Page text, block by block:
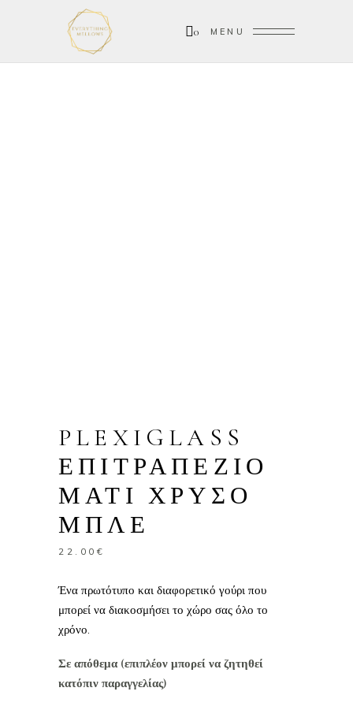
0 MENU
PLEXIGLASS
ΕΠΙΤΡΑΠΕΖΙΟ
ΜΑΤΙ ΧΡΥΣΟ
ΜΠΛΕ
22.00 €
Ένα πρωτότυπο και διαφορετικό γούρι που
μπορεί να διακοσμήσει το χώρο σας όλο το
χρόνο.
Σε απόθεμα (επιπλέον μπορεί να ζητηθεί
κατόπιν παραγγελίας)